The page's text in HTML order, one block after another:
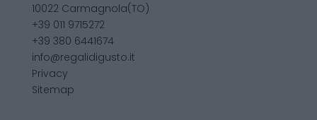
10022 Carmagnola(TO)
+39 011 9715272
+39 380 6441674
info@regalidigusto.it
Privacy
Sitemap